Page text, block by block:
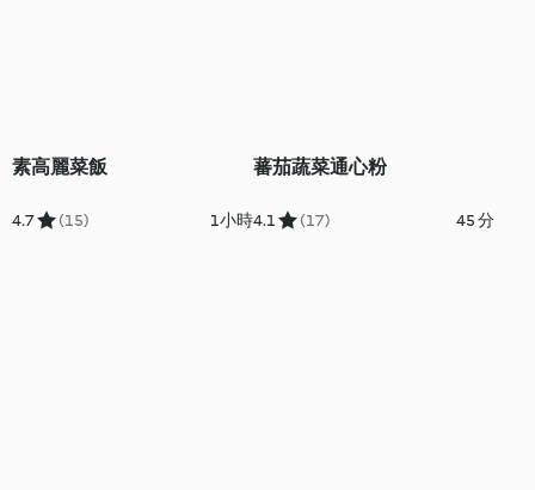
素高麗菜飯
4.7 (15) 1小時
蕃茄蔬菜通心粉
4.1 (17) 45 分